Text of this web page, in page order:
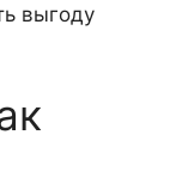
выгоду